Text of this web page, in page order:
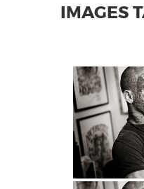
IMAGES